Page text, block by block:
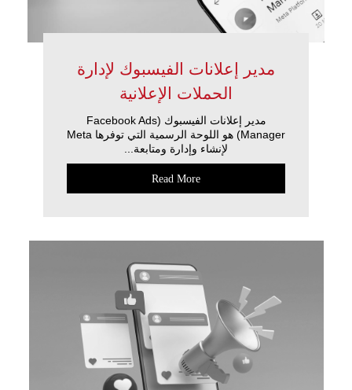
مدير إعلانات الفيسبوك لإدارة
الحملات الإعلانية
مدير إعلانات الفيسبوك (Facebook Ads
Manager) هو اللوحة الرسمية التي توفرها Meta
لإنشاء وإدارة ومتابعة...
Read More